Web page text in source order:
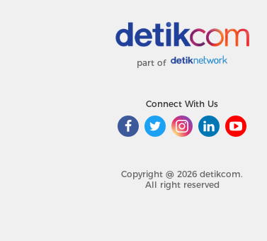
part of
Connect With Us
Copyright @ 2026 detikcom.
All right reserved